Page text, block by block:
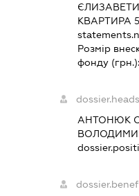
КВАРТИРА
Розмір
фонду (грн.):
АНТОНЮК